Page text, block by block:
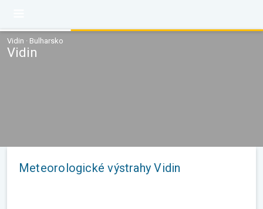
Vidin · Bulharsko
Vidin
Meteorologické výstrahy Vidin